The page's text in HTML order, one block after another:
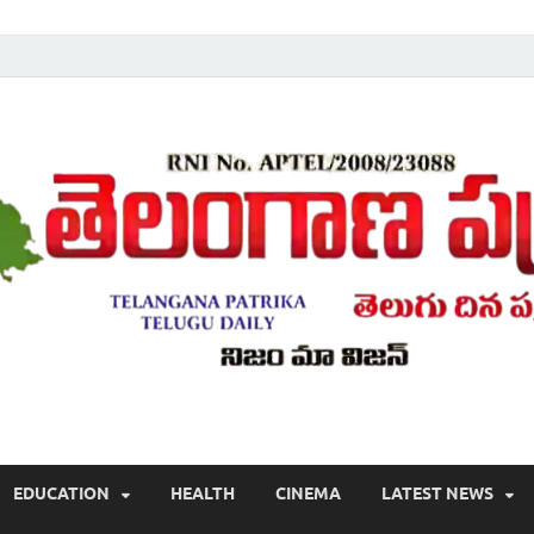
, తాజా వార్తలు , తెలుగు వార్తలు , బ్రేకింగ్ న్యూస్ తెలుగులో , తెలంగాణ లో తాజా
EDUCATION HEALTH CINEMA LATEST NEWS